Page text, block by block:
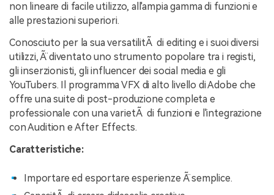
non lineare di facile utilizzo, all'ampia gamma di funzioni e
alle prestazioni superiori.
Conosciuto per la sua versatilitÃ di editing e i suoi diversi
utilizzi, Ã¨ diventato uno strumento popolare tra i registi,
gli inserzionisti, gli influencer dei social media e gli
YouTubers. Il programma VFX di alto livello di Adobe che
offre una suite di post-produzione completa e
professionale con una varietÃ di funzioni e l'integrazione
con Audition e After Effects.
Caratteristiche:
Importare ed esportare esperienze Ã¨ semplice.